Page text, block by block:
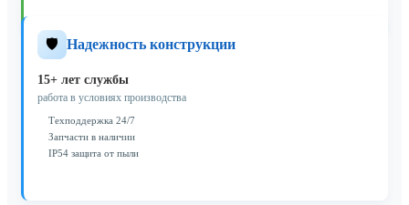
🛡️ Надежность конструкции
15+ лет службы
работа в условиях производства
Техподдержка 24/7
Запчасти в наличии
IP54 защита от пыли